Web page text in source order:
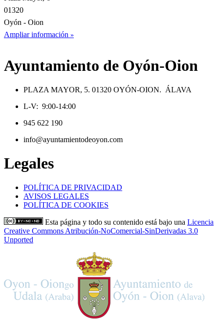
01320
Oyón - Oion
Ampliar información
Ayuntamiento de Oyón-Oion
PLAZA MAYOR, 5. 01320 OYÓN-OION. ÁLAVA
L-V: 9:00-14:00
945 622 190
info@ayuntamientodeoyon.com
Legales
POLÍTICA DE PRIVACIDAD
AVISOS LEGALES
POLÍTICA DE COOKIES
Esta página y todo su contenido está bajo una Licencia
Creative Commons Atribución-NoComercial-SinDerivadas 3.0
Unported